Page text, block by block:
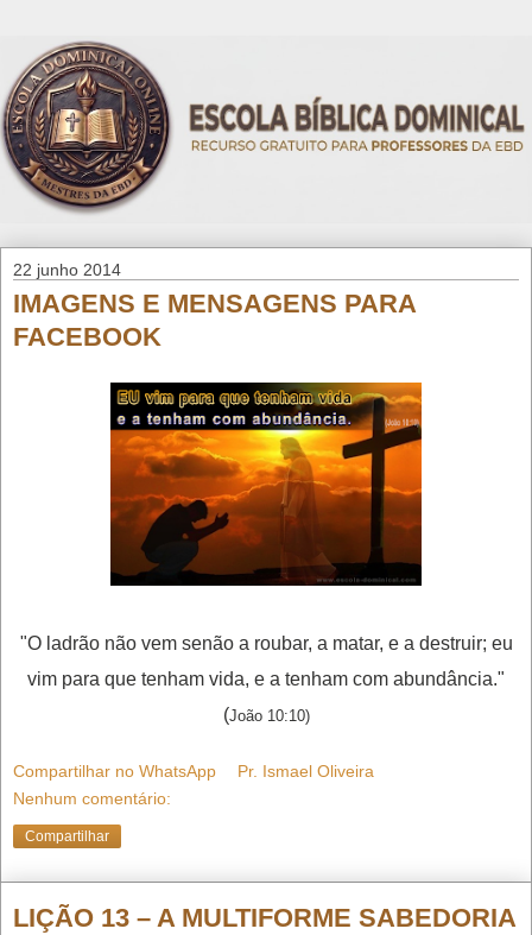
22 junho 2014
IMAGENS E MENSAGENS PARA
FACEBOOK
"O ladrão não vem senão a roubar, a matar, e a destruir; eu
vim para que tenham vida, e a tenham com abundância."
(João 10:10)
Compartilhar no WhatsApp
Pr. Ismael Oliveira
Nenhum comentário:
Compartilhar
LIÇÃO 13 – A MULTIFORME SABEDORIA